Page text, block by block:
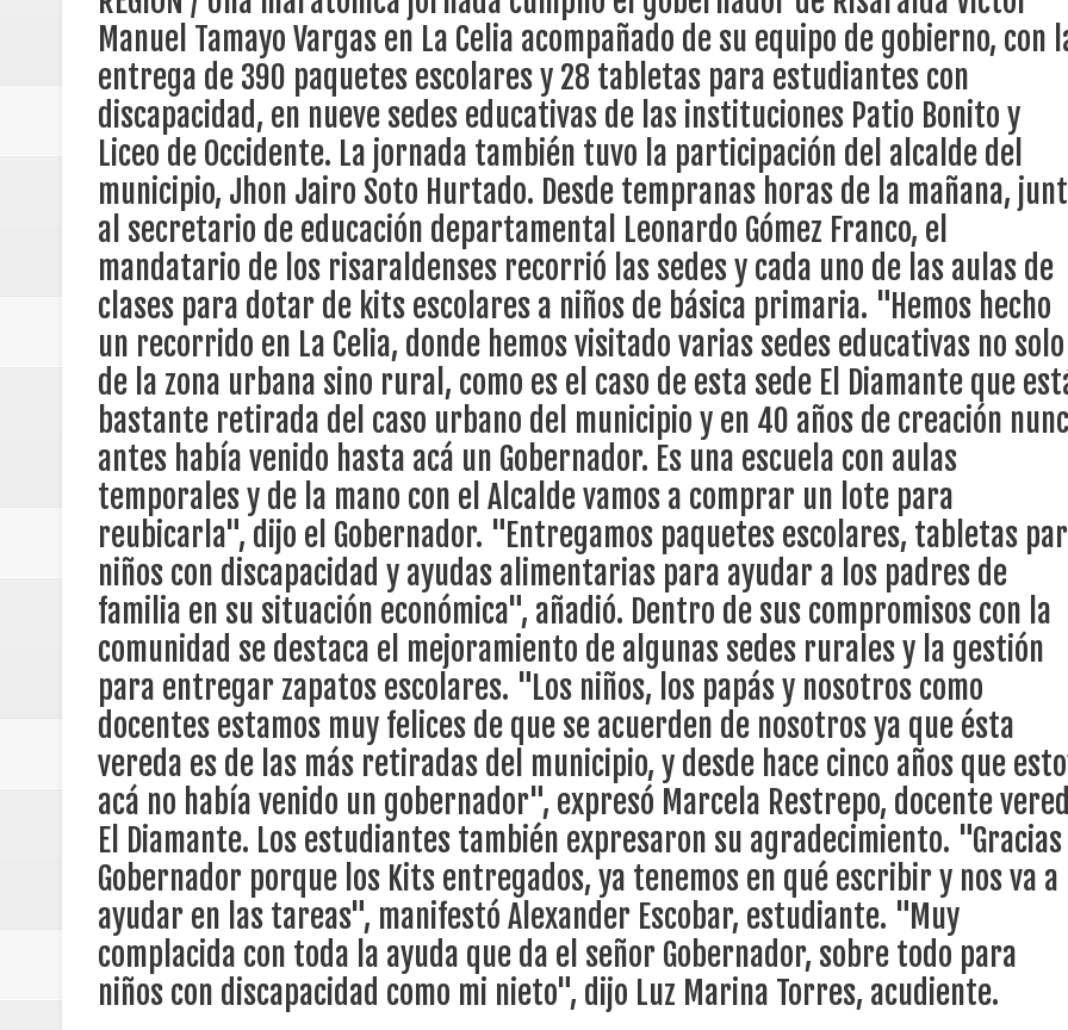
Regionetnoticias / Caldas fortalece el Mecanismo Articulador Departamental para el abordaje de
basadas en género
Regionetnoticias / Valle del Cauca tiene listo su plan de seguridad para recibir delegaciones y
posesión presidencial
Regionetnoticias / La Alcaldía de Pereira continúa renovando espacios comunitarios que llevaban
atención
Regionetnoticias / Agua potable transforma la vida de 68 estudiantes rurales en Filadelfia gracias
Caldas
Regionetnoticias / Población vulnerable en Tuluá tendrá comedor comunitario gracias al
Vallecaucana
Regionetnoticias / Villarrica avanza hacia una ruta definitiva de reasentamiento
Regionetnoticias / Alcaldía de Cartagena avanza en trabajos contra las inundaciones con
calle San Juan de Dios del Centro Histórico
Regionetnoticias / Pereira avanza con resultados en salud mental, innovación y paz
Regionetnoticias / Estas son las millonarias inversiones del Gobierno Matiz en el municipio de
Regionetnoticias / Gobernación de Caldas hace seguimiento al avance de la construcción de 400
ecoeficientes en Marquetalia
Regionetnoticias / Despliegue de seguridad sin precedentes: El Valle y la nación refuerzan
terrestre para la posesión presidencial
risaraldenses recorrió las sedes y cada uno de las aulas de clases para dotar de kits escolares a niños de básica primaria. "Hemos hecho un recorrido
La Celia, donde hemos visitado varias sedes educativas no solo de la zona urbana sino rural, como es el caso de esta sede El Diamante que está
bastante retirada del caso urbano del municipio y en 40 años de creación nunca antes había venido hasta acá un Gobernador. Es una escuela con
temporales y de la mano con el Alcalde vamos a comprar un lote para reubicarla", dijo el Gobernador. "Entregamos paquetes escolares, tabletas para
niños con discapacidad y ayudas alimentarias para ayudar a los padres de familia en su situación económica", añadió. Dentro de sus compromisos con
la comunidad se destaca el mejoramiento de algunas sedes rurales y la gestión para entregar zapatos escolares. "Los niños, los papás y nosotros como
docentes estamos muy felices de que se acuerden de nosotros ya que ésta vereda es de las más retiradas del municipio, y desde hace cinco años que
estoy acá no había venido un gobernador", expresó Marcela Restrepo, docente vereda El Diamante. Los estudiantes también expresaron su
agradecimiento. "Gracias Gobernador porque los Kits entregados, ya tenemos en qué escribir y nos va a ayudar en las tareas", manifestó Alexander
Escobar, estudiante. "Muy complacida con toda la ayuda que da el señor Gobernador, sobre todo para niños con discapacidad como mi nieto", dijo Luz
Marina Torres, acudiente.
Manuel Tamayo Vargas en La Celia acompañado de su equipo de gobierno, con
entrega de 390 paquetes escolares y 28 tabletas para estudiantes con
discapacidad, en nueve sedes educativas de las instituciones Patio Bonito y
Liceo de Occidente. La jornada también tuvo la participación del alcalde del
municipio, Jhon Jairo Soto Hurtado. Desde tempranas horas de la mañana,
al secretario de educación departamental Leonardo Gómez Franco, el
mandatario de los risaraldenses recorrió las sedes y cada uno de las aulas de
clases para dotar de kits escolares a niños de básica primaria. "Hemos hecho
un recorrido en La Celia, donde hemos visitado varias sedes educativas no solo
de la zona urbana sino rural, como es el caso de esta sede El Diamante que
bastante retirada del caso urbano del municipio y en 40 años de creación
antes había venido hasta acá un Gobernador. Es una escuela con aulas
temporales y de la mano con el Alcalde vamos a comprar un lote para
reubicarla", dijo el Gobernador. "Entregamos paquetes escolares, tabletas
niños con discapacidad y ayudas alimentarias para ayudar a los padres de
familia en su situación económica", añadió. Dentro de sus compromisos con la
comunidad se destaca el mejoramiento de algunas sedes rurales y la gestión
para entregar zapatos escolares. "Los niños, los papás y nosotros como
docentes estamos muy felices de que se acuerden de nosotros ya que ésta
vereda es de las más retiradas del municipio, y desde hace cinco años que
acá no había venido un gobernador", expresó Marcela Restrepo, docente
El Diamante. Los estudiantes también expresaron su agradecimiento. "Gracias
Gobernador porque los Kits entregados, ya tenemos en qué escribir y nos va a
ayudar en las tareas", manifestó Alexander Escobar, estudiante. "Muy
complacida con toda la ayuda que da el señor Gobernador, sobre todo para
niños con discapacidad como mi nieto", dijo Luz Marina Torres, acudiente.